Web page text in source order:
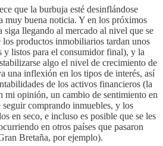
que la burbuja esté desinflándose
muy buena noticia. Y en los próximos
siga llegando al mercado al nivel que se
productos inmobiliarios tardan unos
y listos para el consumidor final), y la
algo el nivel de crecimiento de
una inflexión en los tipos de interés, así
de los activos financieros (la
mi opinión, un cambio de sentimiento en
comprando inmuebles, y los
en seco, e incluso es posible que se les
en otros países que pasaron
Bretaña, por ejemplo).